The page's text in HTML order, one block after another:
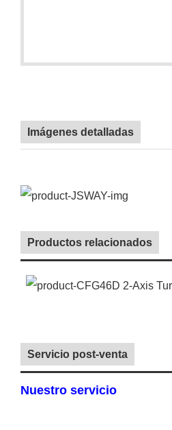
Imágenes detalladas
Productos relacionados
Servicio post-venta
Nuestro servicio